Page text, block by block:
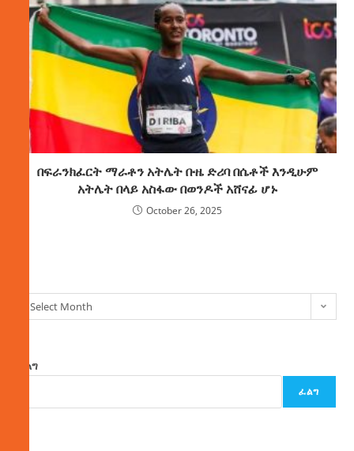
በፍራንክፈርት ማራቶን አትሌት ቡዜ ድሪባ በሴቶች እንዲሁም
አትሌት በላይ አስፋው በወንዶች አሸናፊ ሆኑ
October 26, 2025
Select Month
ፈልግ
ፈልግ